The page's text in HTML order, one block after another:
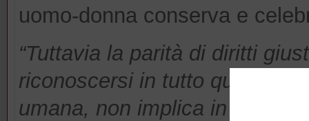
uomo-donna conserva e
“Tuttavia la parità di diritti
riconoscersi in tutto quello
umana, non implica in